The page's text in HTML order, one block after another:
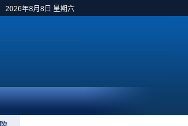
2026年8月8日 星期六